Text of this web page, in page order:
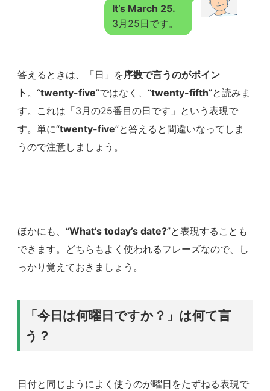
It’s March 25.
3月25日です。
答えるときは、「日」を序数で言うのがポイン
ト 。“twenty-five”ではなく、“twenty-fifth”と読みま
す。これは「3月の25番目の日です」という表現で
す。単に“twenty-five”と答えると間違いなってしま
うので注意しましょう。
ほかにも、“What’s today’s date?”と表現することも
できます。どちらもよく使われるフレーズなので、し
っかり覚えておきましょう。
「今日は何曜日ですか？」は何て言
う？
日付と同じようによく使うのが曜日をたずねる表現で